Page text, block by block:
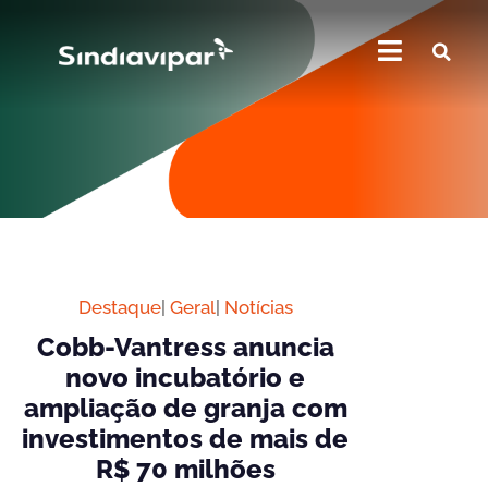
Destaque| Geral| Notícias
Cobb-Vantress anuncia
novo incubatório e
ampliação de granja com
investimentos de mais de
R$ 70 milhões